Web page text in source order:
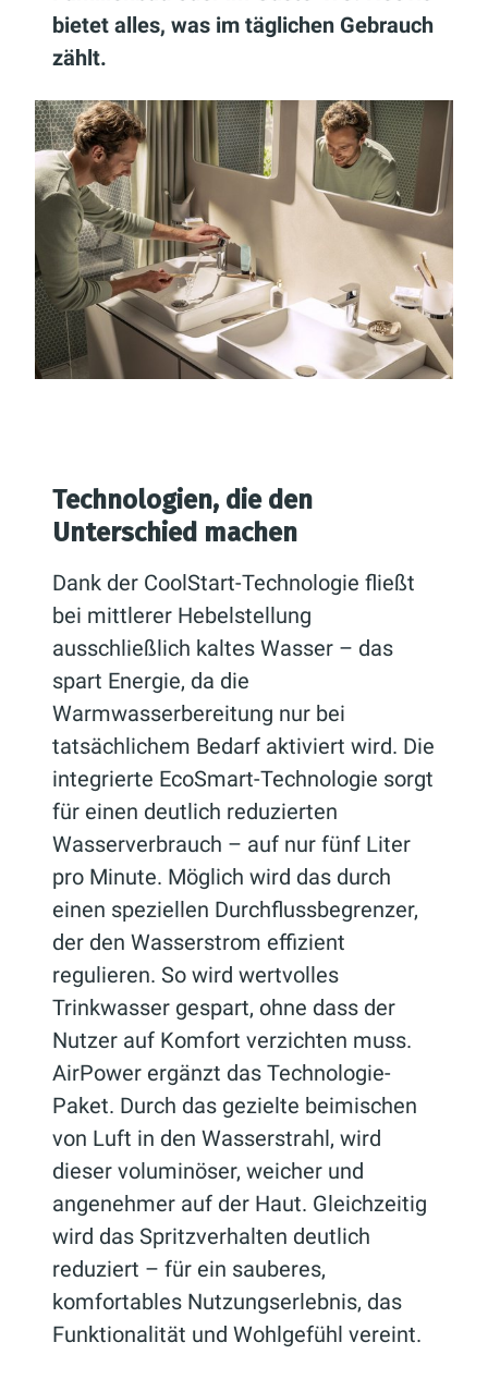
bietet alles, was im täglichen Gebrauch
zählt.
Technologien, die den
Unterschied machen
Dank der CoolStart-Technologie fließt
bei mittlerer Hebelstellung
ausschließlich kaltes Wasser – das
spart Energie, da die
Warmwasserbereitung nur bei
tatsächlichem Bedarf aktiviert wird. Die
integrierte EcoSmart-Technologie sorgt
für einen deutlich reduzierten
Wasserverbrauch – auf nur fünf Liter
pro Minute. Möglich wird das durch
einen speziellen Durchflussbegrenzer,
der den Wasserstrom effizient
regulieren. So wird wertvolles
Trinkwasser gespart, ohne dass der
Nutzer auf Komfort verzichten muss.
AirPower ergänzt das Technologie-
Paket. Durch das gezielte beimischen
von Luft in den Wasserstrahl, wird
dieser voluminöser, weicher und
angenehmer auf der Haut. Gleichzeitig
wird das Spritzverhalten deutlich
reduziert – für ein sauberes,
komfortables Nutzungserlebnis, das
Funktionalität und Wohlgefühl vereint.